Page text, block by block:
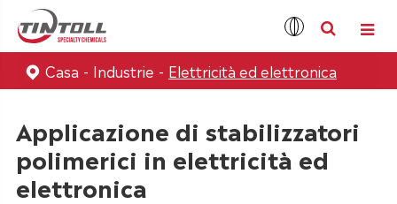
Casa Industrie Elettricità ed elettronica
Applicazione di stabilizzatori
polimerici in elettricità ed
elettronica